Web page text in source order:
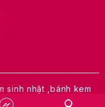
sinh nhật ,bánh kem
hoa sáp, hoa tươi,